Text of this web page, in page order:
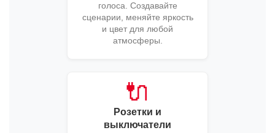
голоса. Создавайте
сценарии, меняйте яркость
и цвет для любой
атмосферы.
🔌
Розетки и
выключатели